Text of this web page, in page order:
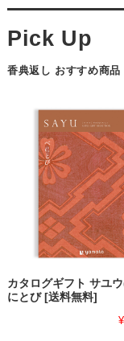
香典返し おすすめ商品
カタログギフト サユ
にとび [送料無料]